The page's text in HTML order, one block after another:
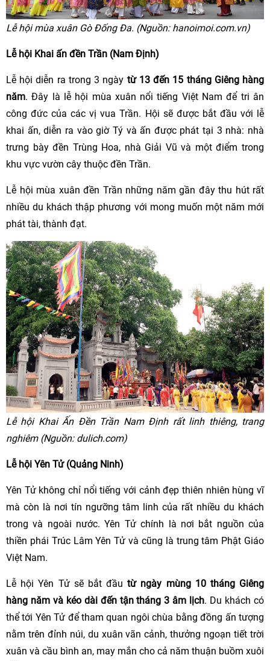
Lễ hội mùa xuân Gò Đống Đa. (Nguồn: hanoimoi.com.vn)
Lễ hội Khai ấn đền Trần (Nam Định)
Lễ hội diễn ra trong 3 ngày từ 13 đến 15 tháng Giêng hàng
năm. Đây là lễ hội mùa xuân nổi tiếng Việt Nam để tri ân
công đức của các vị vua Trần. Hội sẽ được bắt đầu với lễ
khai ấn, diễn ra vào giờ Tý và ấn được phát tại 3 nhà: nhà
trưng bày đền Trùng Hoa, nhà Giải Vũ và một điểm trong
khu vực vườn cây thuộc đền Trần.
Lễ hội mùa xuân đền Trần những năm gần đây thu hút rất
nhiều du khách thập phương với mong muốn một năm mới
phát tài, thành đạt.
Lễ hội Khai Ấn Đền Trần Nam Định rất linh thiêng, trang
nghiêm (Nguồn: dulich.com)
Lễ hội Yên Tử (Quảng Ninh)
Yên Tử không chỉ nổi tiếng với cảnh đẹp thiên nhiên hùng vĩ
mà còn là nơi tín ngưỡng tâm linh của rất nhiều du khách
trong và ngoài nước. Yên Tử chính là nơi bắt nguồn của
thiền phái Trúc Lâm Yên Tử và cũng là trung tâm Phật Giáo
Việt Nam.
Lễ hội Yên Tử sẽ bắt đầutừ ngày mùng 10 tháng Giêng
hàng năm và kéo dài đến tận tháng 3 âm lịch. Du khách có
thể tới Yên Tử để tham quan ngôi chùa bằng đồng ấn tượng
nằm trên đỉnh núi, du xuân vãn cảnh, thưởng ngoạn tiết trời
xuân và cầu bình an, may mắn cho cả năm thuận buồm xuôi